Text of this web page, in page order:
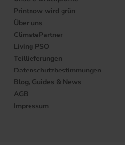
Printnow wird grün
Über uns
ClimatePartner
Living PSO
Teillieferungen
Datenschutzbestimmungen
Blog, Guides & News
AGB
Impressum